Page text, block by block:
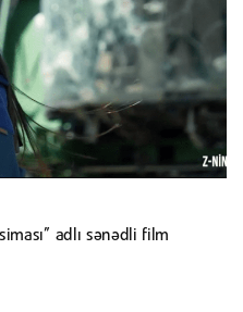
adlı sənədli film